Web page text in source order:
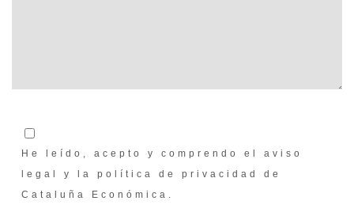
He leído, acepto y comprendo el aviso
legal y la política de privacidad de
Cataluña Económica.